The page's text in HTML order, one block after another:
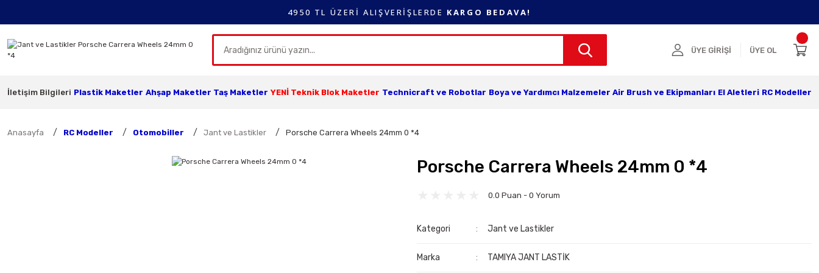
4950 TL ÜZERİ ALIŞVERİŞLERDE KARGO BEDAVA!
ÜYE GİRİŞİ ÜYE OL
İletişim Bilgileri Plastik Maketler Ahşap Maketler Taş Maketler YENİ Teknik Blok Maketler Technicraft ve Robotlar Boya ve Yardımcı Malzemeler Air Brush ve Ekipmanları El Aletleri RC Modeller
Anasayfa RC Modeller Otomobiller Jant ve Lastikler Porsche Carrera Wheels 24mm 0 *4
Porsche Carrera Wheels 24mm 0 *4
0.0 Puan - 0 Yorum
Kategori Jant ve Lastikler
Marka TAMIYA JANT LASTİK